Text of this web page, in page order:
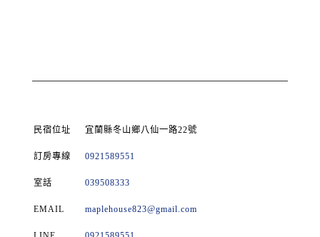
民宿位址 宜蘭縣冬山鄉八仙一路22號
訂房專線 0921589551
室話 039508333
EMAIL maplehouse823@gmail.com